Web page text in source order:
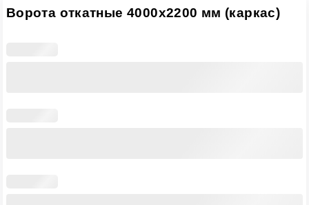
Ворота откатные 4000х2200 мм (каркас)